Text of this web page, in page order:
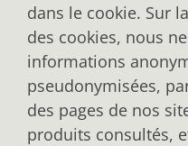
dans le cookie. Sur
des cookies, nous
informations
pseudonymisées,
des pages de nos
produits consultés,